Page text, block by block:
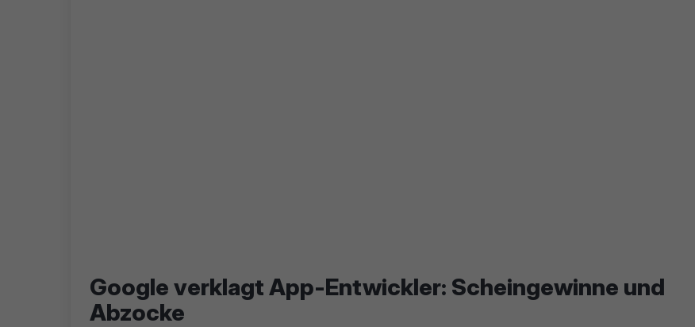
Google verklagt App-Entwickler: Scheingewinne und
Abzocke